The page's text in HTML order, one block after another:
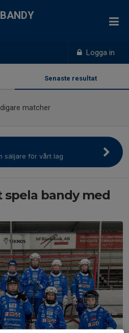
Logga in
Senaste resultat
matcher
säljare för vårt lag
bandy med